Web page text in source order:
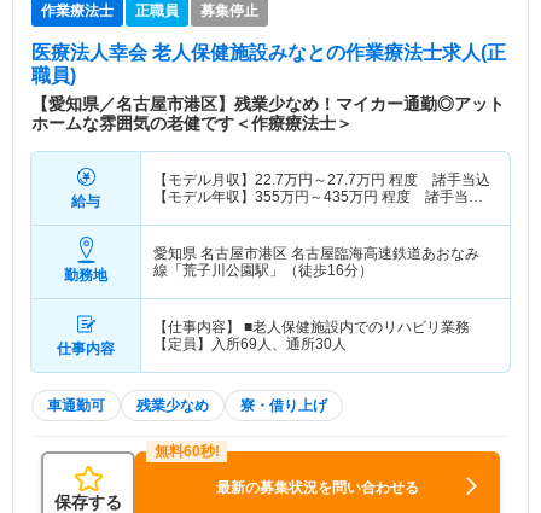
作業療法士 正職員 募集停止
医療法人幸会 老人保健施設みなとの作業療法士求人(正
職員)
【愛知県／名古屋市港区】残業少なめ！マイカー通勤◎アット
ホームな雰囲気の老健です＜作療療法士＞
給与
【モデル月収】 22.7万円～27.7万円 程度 諸手当込
【モデル年収】 355万円～435万円 程度 諸手当・
勤務地
愛知県 名古屋市港区 名古屋臨海高速鉄道あおなみ
線「荒子川公園駅」（徒歩16分）
仕事内容
【仕事内容】 ■老人保健施設内でのリハビリ業務
【定員】入所69人、通所30人
車通勤可 残業少なめ 寮・借り上げ
保存する
最新の募集状況を問い合わせる